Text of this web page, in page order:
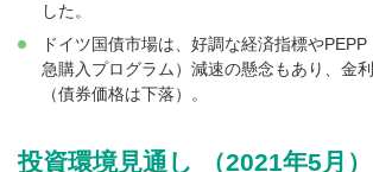
した。
ドイツ国債市場は、好調な経済指標や
急購入プログラム）減速の懸念もあり、金
（債券価格は下落）。
投資環境見通し （2021年5月）